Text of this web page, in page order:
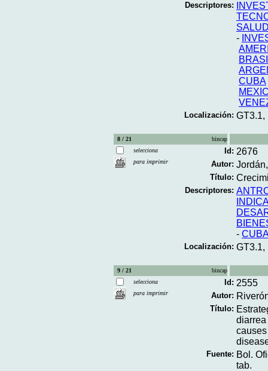
Descriptores:
-
CUBA
Localización: GT3.1,
8 / 21
bincap
selecciona
para imprimir
Id: 2676
Autor:
Título:
Descriptores:
-
Localización: GT3.1,
9 / 21
bincap
selecciona
para imprimir
Id: 2555
Autor:
Título:
Fuente: Bol.
tab.